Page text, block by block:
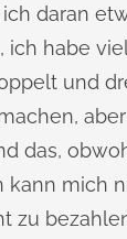
daran
ich habe
und
das,
kann mich
zu